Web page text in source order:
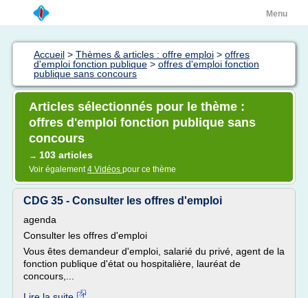
Menu
Accueil > Thèmes & articles : offre emploi > offres
d'emploi fonction publique > offres d'emploi fonction
publique sans concours
Articles sélectionnés pour le thème :
offres d'emploi fonction publique sans
concours
→ 103 articles
Voir également4 Vidéos pour ce thème
CDG 35 - Consulter les offres d'emploi
agenda
Consulter les offres d'emploi
Vous êtes demandeur d'emploi, salarié du privé, agent de la
fonction publique d'état ou hospitalière, lauréat de
concours,...